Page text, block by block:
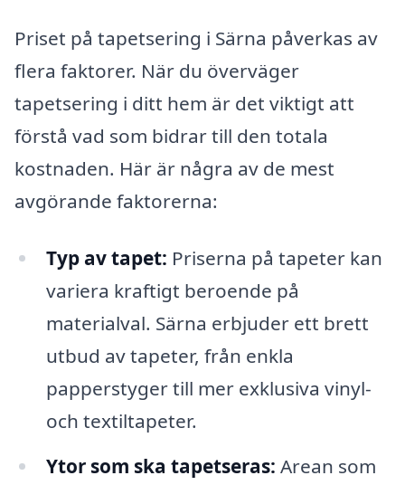
Priset på tapetsering i Särna påverkas av
flera faktorer. När du överväger
tapetsering i ditt hem är det viktigt att
förstå vad som bidrar till den totala
kostnaden. Här är några av de mest
avgörande faktorerna:
Typ av tapet: Priserna på tapeter kan
variera kraftigt beroende på
materialval. Särna erbjuder ett brett
utbud av tapeter, från enkla
papperstyger till mer exklusiva vinyl-
och textiltapeter.
Ytor som ska tapetseras: Arean som